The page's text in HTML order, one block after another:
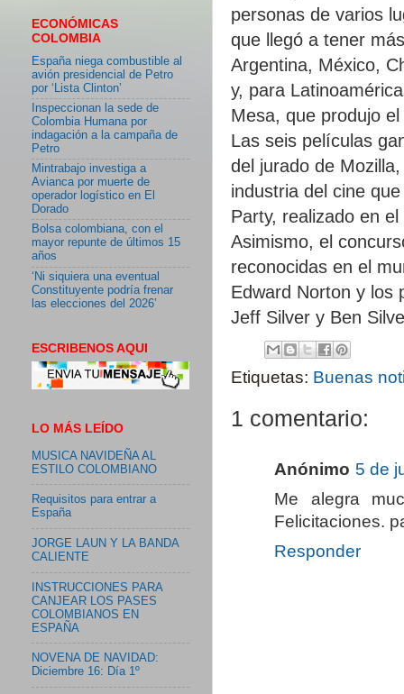
personas de varios
que llegó a tener
Argentina, México,
y, para
Mesa, que produjo
Las seis películas
del jurado de
industria del cine
Party, realizado en
Asimismo, el
reconocidas en el
Edward Norton y los
Jeff Silver y Ben
Etiquetas: Buenas
1 comentario:
Anónimo 5 de
Me alegra
Felicitaciones.
Responder
ECONÓMICAS
COLOMBIA
España niega combustible al
avión presidencial de Petro
por ‘Lista Clinton’
Inspeccionan la sede de
Colombia Humana por
indagación a la campaña de
Petro
Mintrabajo investiga a
Avianca por muerte de
operador logístico en El
Dorado
Bolsa colombiana, con el
mayor repunte de últimos 15
años
‘Ni siquiera una eventual
Constituyente podría frenar
las elecciones del 2026’
ESCRIBENOS AQUI
LO MÁS LEÍDO
MUSICA NAVIDEÑA AL
ESTILO COLOMBIANO
Requisitos para entrar a
España
JORGE LAUN Y LA BANDA
CALIENTE
INSTRUCCIONES PARA
CANJEAR LOS PASES
COLOMBIANOS EN
ESPAÑA
NOVENA DE NAVIDAD:
Diciembre 16: Día 1º